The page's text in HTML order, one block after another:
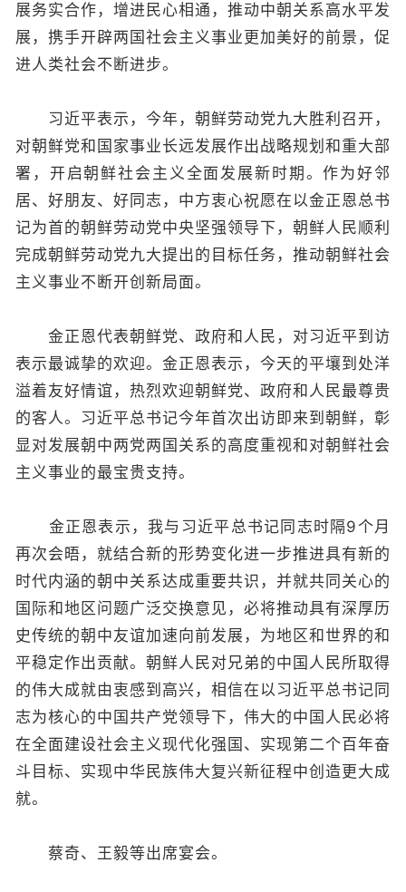
展务实合作，增进民心相通，推动中朝关系高水平发
展，携手开辟两国社会主义事业更加美好的前景，促
进人类社会不断进步。
习近平表示，今年，朝鲜劳动党九大胜利召开，
对朝鲜党和国家事业长远发展作出战略规划和重大部
署，开启朝鲜社会主义全面发展新时期。作为好邻
居、好朋友、好同志，中方衷心祝愿在以金正恩总书
记为首的朝鲜劳动党中央坚强领导下，朝鲜人民顺利
完成朝鲜劳动党九大提出的目标任务，推动朝鲜社会
主义事业不断开创新局面。
金正恩代表朝鲜党、政府和人民，对习近平到访
表示最诚挚的欢迎。金正恩表示，今天的平壤到处洋
溢着友好情谊，热烈欢迎朝鲜党、政府和人民最尊贵
的客人。习近平总书记今年首次出访即来到朝鲜，彰
显对发展朝中两党两国关系的高度重视和对朝鲜社会
主义事业的最宝贵支持。
金正恩表示，我与习近平总书记同志时隔9个月
再次会晤，就结合新的形势变化进一步推进具有新的
时代内涵的朝中关系达成重要共识，并就共同关心的
国际和地区问题广泛交换意见，必将推动具有深厚历
史传统的朝中友谊加速向前发展，为地区和世界的和
平稳定作出贡献。朝鲜人民对兄弟的中国人民所取得
的伟大成就由衷感到高兴，相信在以习近平总书记同
志为核心的中国共产党领导下，伟大的中国人民必将
在全面建设社会主义现代化强国、实现第二个百年奋
斗目标、实现中华民族伟大复兴新征程中创造更大成
就。
蔡奇、王毅等出席宴会。